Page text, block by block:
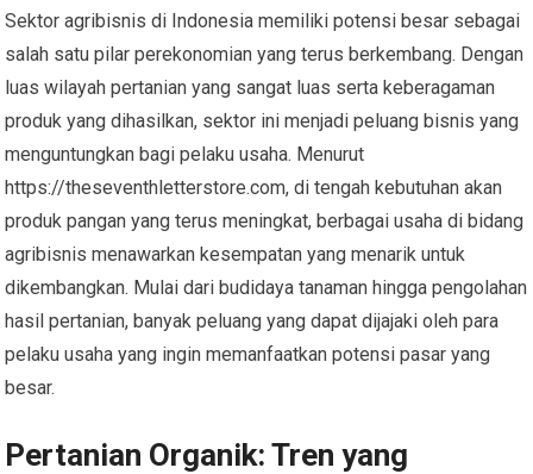
Sektor agribisnis di Indonesia memiliki potensi besar sebagai
salah satu pilar perekonomian yang terus berkembang. Dengan
luas wilayah pertanian yang sangat luas serta keberagaman
produk yang dihasilkan, sektor ini menjadi peluang bisnis yang
menguntungkan bagi pelaku usaha. Menurut
https://theseventhletterstore.com, di tengah kebutuhan akan
produk pangan yang terus meningkat, berbagai usaha di bidang
agribisnis menawarkan kesempatan yang menarik untuk
dikembangkan. Mulai dari budidaya tanaman hingga pengolahan
hasil pertanian, banyak peluang yang dapat dijajaki oleh para
pelaku usaha yang ingin memanfaatkan potensi pasar yang
besar.
Pertanian Organik: Tren yang